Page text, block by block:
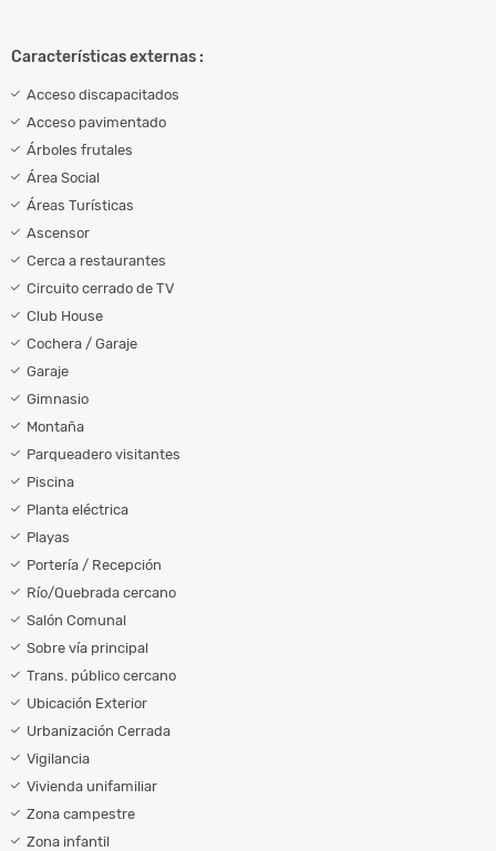
Características externas :
Acceso discapacitados
Acceso pavimentado
Árboles frutales
Área Social
Áreas Turísticas
Ascensor
Cerca a restaurantes
Circuito cerrado de TV
Club House
Cochera / Garaje
Garaje
Gimnasio
Montaña
Parqueadero visitantes
Piscina
Planta eléctrica
Playas
Portería / Recepción
Río/Quebrada cercano
Salón Comunal
Sobre vía principal
Trans. público cercano
Ubicación Exterior
Urbanización Cerrada
Vigilancia
Vivienda unifamiliar
Zona campestre
Zona infantil